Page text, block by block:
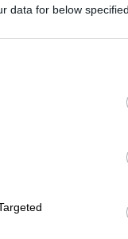
data for below
Εθνικού
και
εύρος